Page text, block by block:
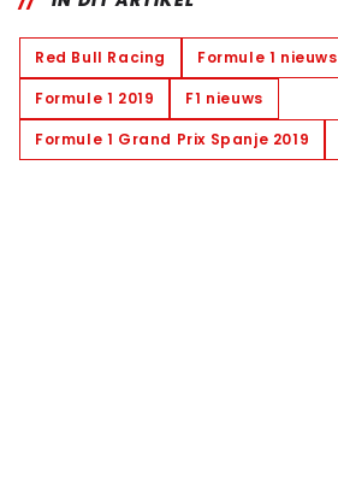
Red Bull Racing Formule 1 nieuws
Formule 1 2019
F1 nieuws
Formule 1 Grand Prix Spanje 2019